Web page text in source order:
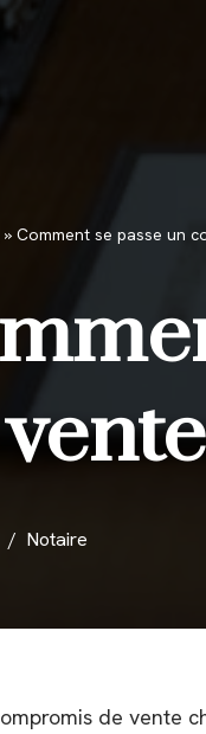
» Comment se passe un
Notaire
de vente